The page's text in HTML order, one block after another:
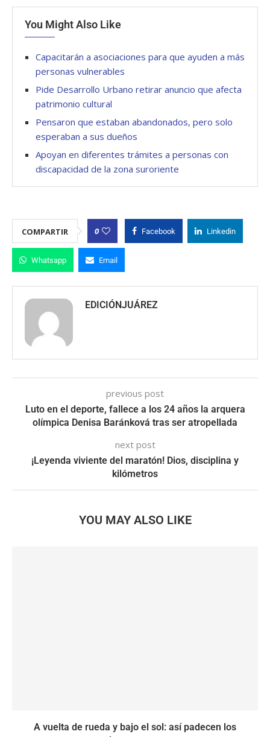
You Might Also Like
Capacitarán a asociaciones para que ayuden a más
personas vulnerables
Pide Desarrollo Urbano retirar anuncio que afecta
patrimonio cultural
Pensaron que estaban abandonados, pero solo
esperaban a sus dueños
Apoyan en diferentes trámites a personas con
discapacidad de la zona suroriente
COMPARTIR 0 Facebook Linkedin
Whatsapp Email
EDICIÓNJUÁREZ
previous post
Luto en el deporte, fallece a los 24 años la arquera
olímpica Denisa Baránková tras ser atropellada
next post
¡Leyenda viviente del maratón! Dios, disciplina y
kilómetros
YOU MAY ALSO LIKE
A vuelta de rueda y bajo el sol: así padecen los